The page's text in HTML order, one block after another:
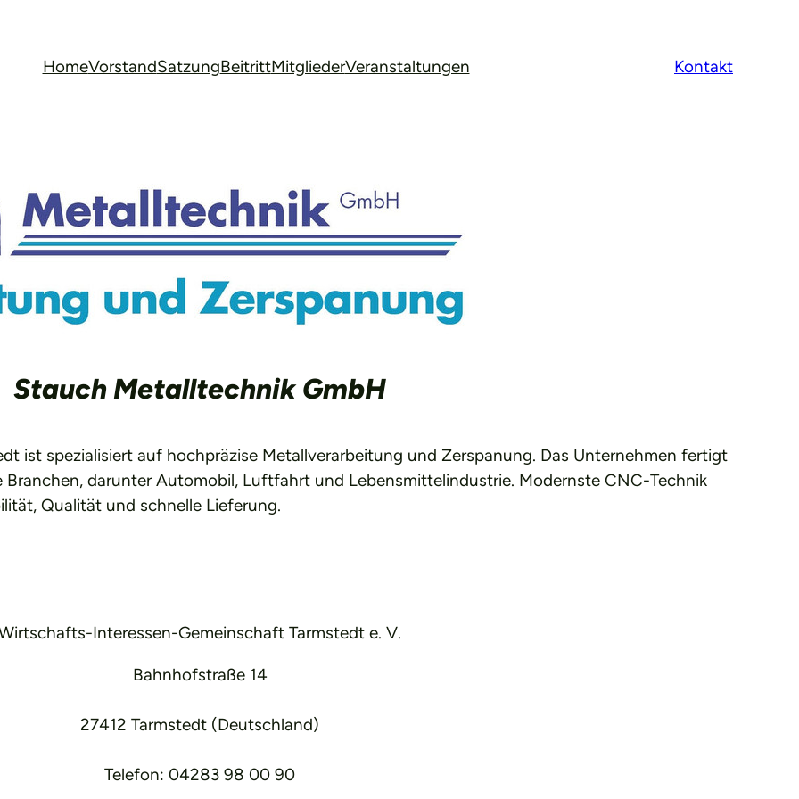
HomeVorstandSatzungBeitrittMitgliederVeranstaltungen Kontakt
Stauch Metalltechnik GmbH
ist spezialisiert auf hochpräzise Metallverarbeitung und Zerspanung. Das Unternehmen fertigt
darunter Automobil, Luftfahrt und Lebensmittelindustrie. Modernste CNC-Technik
Qualität und schnelle Lieferung.
Interessen-Gemeinschaft Tarmstedt e. V.
Bahnhofstraße 14
27412 Tarmstedt (Deutschland)
Telefon: 04283 98 00 90